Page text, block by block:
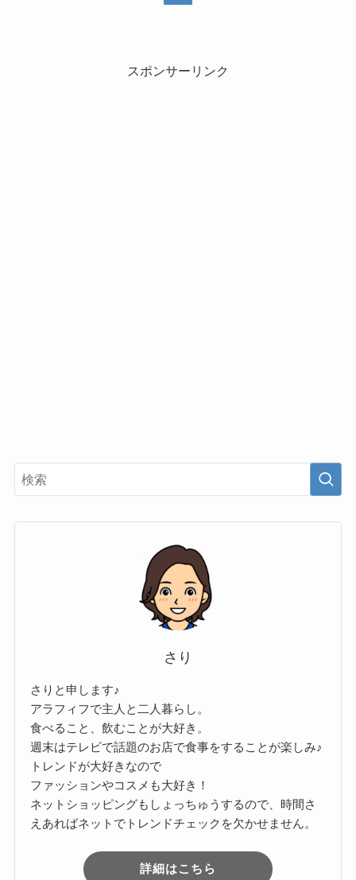
スポンサーリンク
さり
さりと申します♪
アラフィフで主人と二人暮らし。
食べること、飲むことが大好き。
週末はテレビで話題のお店で食事をすることが楽しみ♪
トレンドが大好きなので
ファッションやコスメも大好き！
ネットショッピングもしょっちゅうするので、時間さ
えあればネットでトレンドチェックを欠かせません。
詳細はこちら